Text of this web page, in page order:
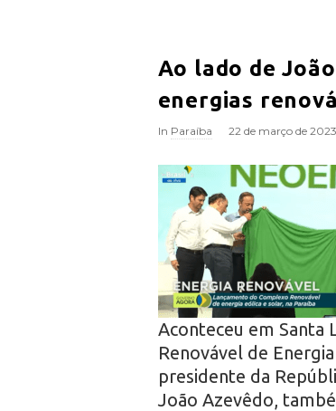
u
e
i
r
o
Ao lado de
energias
In Paraíba 22 de março de 2023
Aconteceu em Santa
Renovável de
presidente da
João Azevêdo,